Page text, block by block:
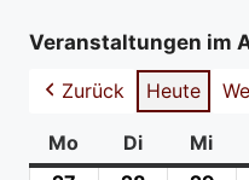
a
o
t
Veranstaltungen im
Zurück
Heute
Mo Montag
DiDienstag
Mi